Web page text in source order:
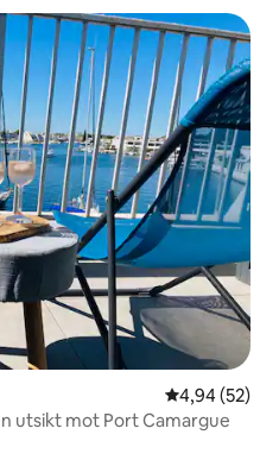
4,94 av 5 i
4,94 (52)
utsikt mot Port Camargue